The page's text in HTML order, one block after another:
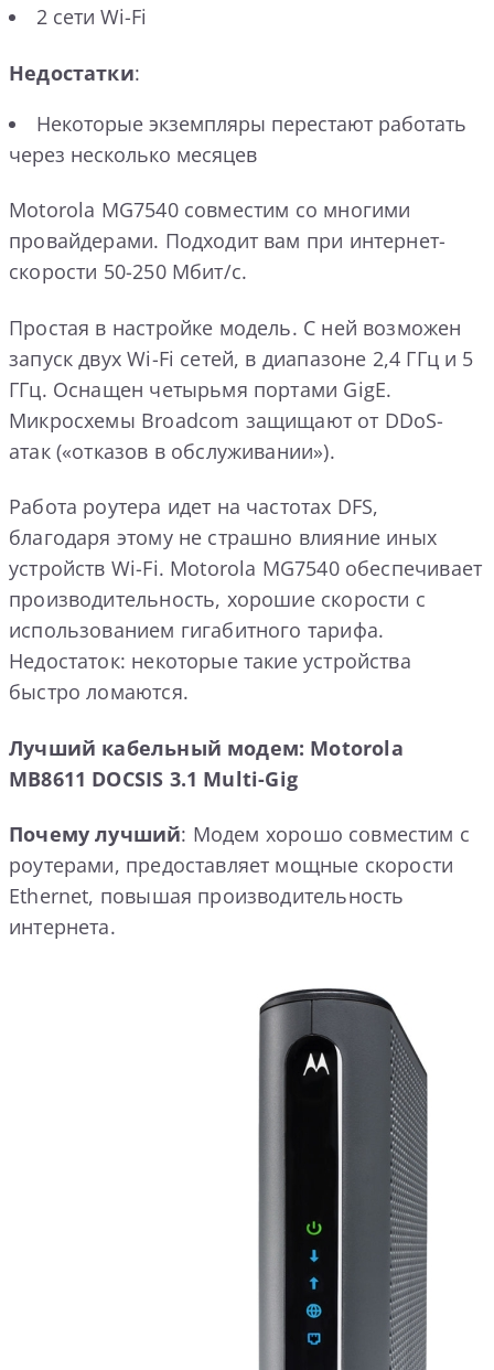
2 сети Wi-Fi
Недостатки:
Некоторые экземпляры перестают работать
через несколько месяцев
Motorola MG7540 совместим со многими
провайдерами. Подходит вам при интернет-
скорости 50-250 Мбит/с.
Простая в настройке модель. С ней возможен
запуск двух Wi-Fi сетей, в диапазоне 2,4 ГГц и 5
ГГц. Оснащен четырьмя портами GigE.
Микросхемы Broadcom защищают от DDoS-
атак («отказов в обслуживании»).
Работа роутера идет на частотах DFS,
благодаря этому не страшно влияние иных
устройств Wi-Fi. Motorola MG7540 обеспечивает
производительность, хорошие скорости с
использованием гигабитного тарифа.
Недостаток: некоторые такие устройства
быстро ломаются.
Лучший кабельный модем: Motorola
MB8611 DOCSIS 3.1 Multi-Gig
Почему лучший: Модем хорошо совместим с
роутерами, предоставляет мощные скорости
Ethernet, повышая производительность
интернета.